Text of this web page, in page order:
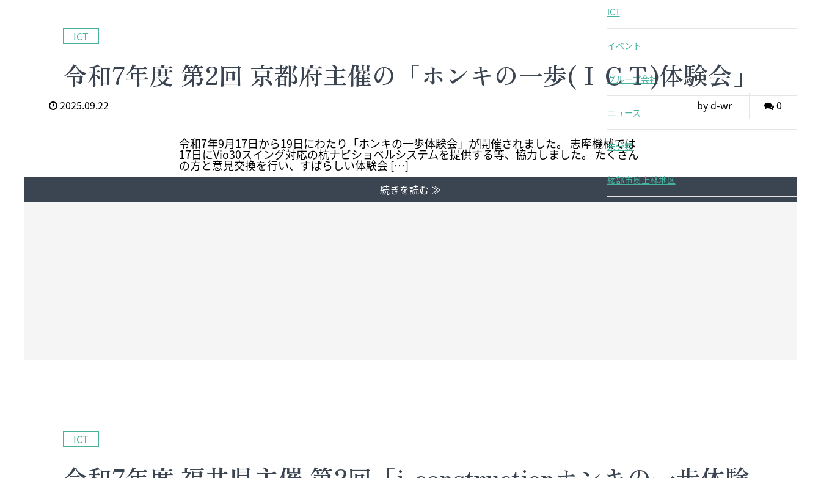
ICT
令和7年度 第2回 京都府主催の「ホンキの一歩(ＩＣＴ)体験会」
2025.09.22 by d-wr 0
令和7年9月17日から19日にわたり「ホンキの一歩体験会」が開催されました。 志摩機械では
17日にVio30スイング対応の杭ナビショベルシステムを提供する等、協力しました。 たくさん
の方と意見交換を行い、すばらしい体験会 […]
続きを読む ≫
ICT
ICT
イベント
グループ会社
ニュース
未分類
綾部市奥上林地区